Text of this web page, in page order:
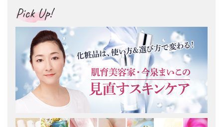
Pick Up!